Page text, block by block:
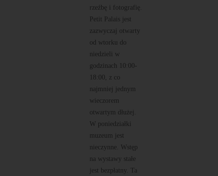
rzeźbę i fotografię.
Petit Palais jest
zazwyczaj otwarty
od wtorku do
niedzieli w
godzinach 10:00-
18:00, z co
najmniej jednym
wieczorem
otwartym dłużej.
W poniedziałki
muzeum jest
nieczynne. Wstęp
na wystawy stałe
jest bezpłatny. Ta